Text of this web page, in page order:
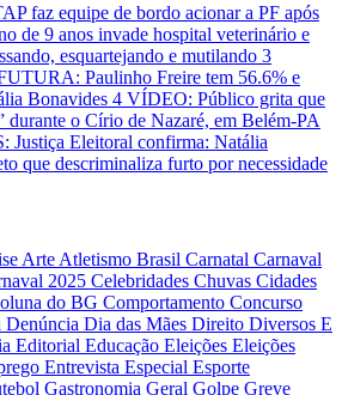
faz equipe de bordo acionar a PF após
de 9 anos invade hospital veterinário e
esquartejando e mutilando 3
Paulinho Freire tem 56.6% e
Bonavides 4 VÍDEO: Público grita que
durante o Círio de Nazaré, em Belém-PA
Eleitoral confirma: Natália
que descriminaliza furto por necessidade
Arte Atletismo Brasil Carnatal Carnaval
2025 Celebridades Chuvas Cidades
do BG Comportamento Concurso
Denúncia Dia das Mães Direito Diversos E
Editorial Educação Eleições Eleições
Entrevista Especial Esporte
Gastronomia Geral Golpe Greve